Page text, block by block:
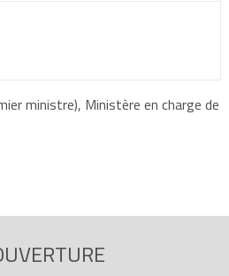
ministre), Ministère en charge de